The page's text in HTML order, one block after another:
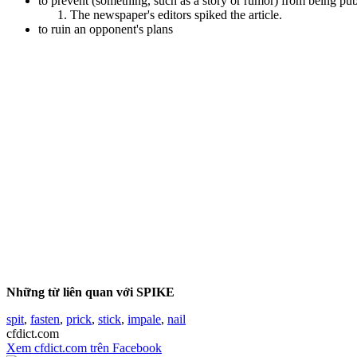
The newspaper's editors spiked the article.
to ruin an opponent's plans
Những từ liên quan với SPIKE
spit, fasten, prick, stick, impale, nail
cfdict.com
Xem cfdict.com trên Facebook